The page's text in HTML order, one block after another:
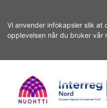
Vi anvender infokapsler slik at
opplevelsen når du bruker vår
søket
innhold
Home Interreg